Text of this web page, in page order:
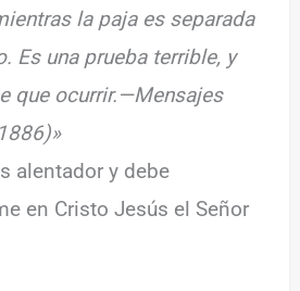
la paja es separada
Es una prueba terrible, y
que ocurrir.—Mensajes
alentador y debe
en Cristo Jesús el Señor